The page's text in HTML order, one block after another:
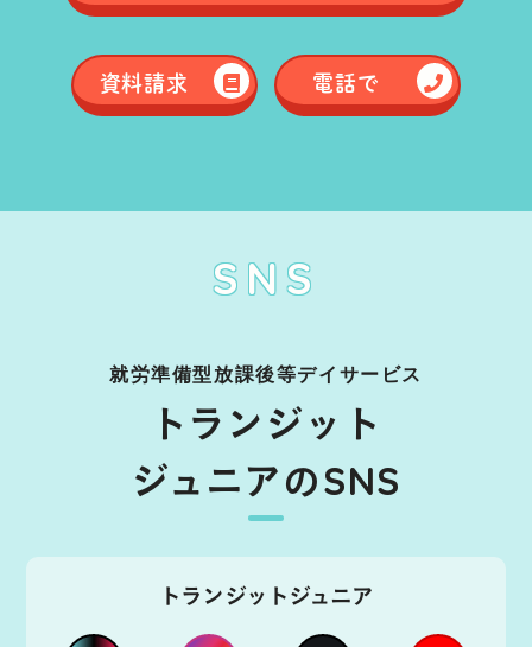
資料請求 電話で
SNS
就労準備型放課後等デイサービス
トランジット
ジュニアのSNS
トランジットジュニア